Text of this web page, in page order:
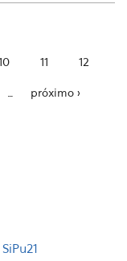
11 12
próximo ›